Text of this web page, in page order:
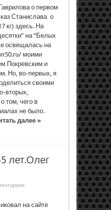
о первом
Станислава о
кг) здесь. На
на “Белых
освещалась на
моими
Покревским и
Но, во-первых, я
своими
вторых,
том, чего в
не было.
далее »
лет.Олег
на сайте